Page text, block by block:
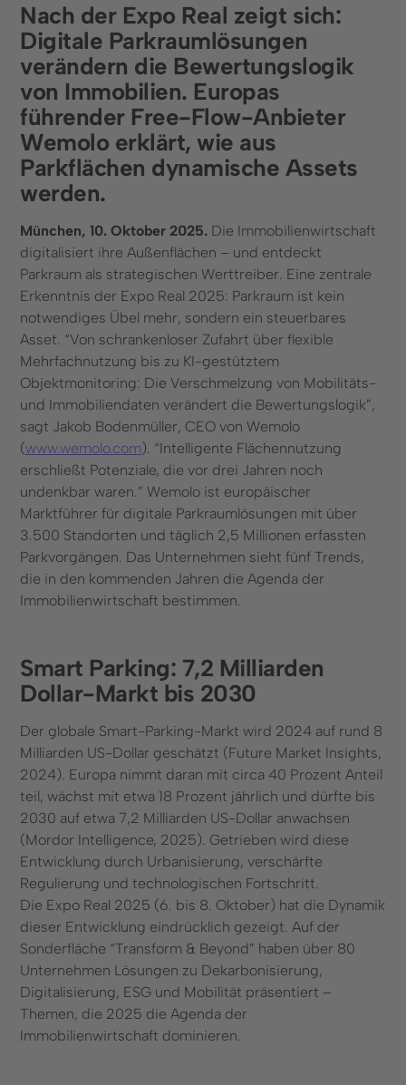
Nach der Expo Real zeigt sich:
Digitale Parkraumlösungen
verändern die Bewertungslogik
von Immobilien. Europas
führender Free-Flow-Anbieter
Wemolo erklärt, wie aus
Parkflächen dynamische Assets
werden.
München, 10. Oktober 2025. Die Immobilienwirtschaft
digitalisiert ihre Außenflächen – und entdeckt
Parkraum als strategischen Werttreiber. Eine zentrale
Erkenntnis der Expo Real 2025: Parkraum ist kein
notwendiges Übel mehr, sondern ein steuerbares
Asset. “Von schrankenloser Zufahrt über flexible
Mehrfachnutzung bis zu KI-gestütztem
Objektmonitoring: Die Verschmelzung von Mobilitäts-
und Immobiliendaten verändert die Bewertungslogik”,
sagt Jakob Bodenmüller, CEO von Wemolo
(www.wemolo.com). “Intelligente Flächennutzung
erschließt Potenziale, die vor drei Jahren noch
undenkbar waren.” Wemolo ist europäischer
Marktführer für digitale Parkraumlösungen mit über
3.500 Standorten und täglich 2,5 Millionen erfassten
Parkvorgängen. Das Unternehmen sieht fünf Trends,
die in den kommenden Jahren die Agenda der
Immobilienwirtschaft bestimmen.
Smart Parking: 7,2 Milliarden
Dollar-Markt bis 2030
Der globale Smart-Parking-Markt wird 2024 auf rund 8
Milliarden US-Dollar geschätzt (Future Market Insights,
2024). Europa nimmt daran mit circa 40 Prozent Anteil
teil, wächst mit etwa 18 Prozent jährlich und dürfte bis
2030 auf etwa 7,2 Milliarden US-Dollar anwachsen
(Mordor Intelligence, 2025). Getrieben wird diese
Entwicklung durch Urbanisierung, verschärfte
Regulierung und technologischen Fortschritt.
Die Expo Real 2025 (6. bis 8. Oktober) hat die Dynamik
dieser Entwicklung eindrücklich gezeigt. Auf der
Sonderfläche “Transform & Beyond” haben über 80
Unternehmen Lösungen zu Dekarbonisierung,
Digitalisierung, ESG und Mobilität präsentiert –
Themen, die 2025 die Agenda der
Immobilienwirtschaft dominieren.
Über uns
Karriere
Presse & Events
Social Media
LinkedIn
Kontakt
Kontaktformular
+49 (0) 89 6931 464 91
Ressourcen
Blog
FAQ
Kennzeichenerkennung
© 2025 Wemolo GmbH